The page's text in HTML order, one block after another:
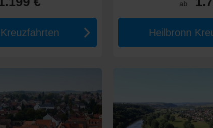
Kreuzfahrt
am Neckar variieren je nach Dauer und Reederei:
Kreuzfahrten
Neckar in Erwägung ziehen, könnten Sie auch folgende
ab
Heilbronn